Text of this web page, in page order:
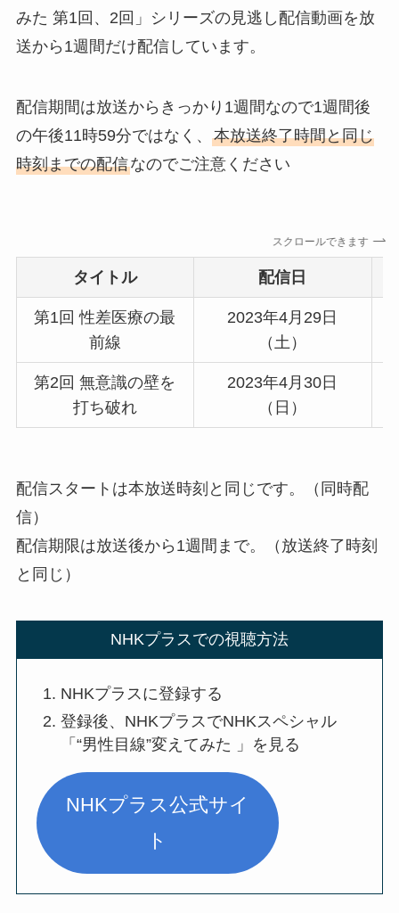
みた 第1回、2回」シリーズの見逃し配信動画を放
送から1週間だけ配信しています。
配信期間は放送からきっかり1週間なので1週間後
の午後11時59分ではなく、 本放送終了時間と同じ
時刻までの配信なのでご注意ください
スクロールできます
タイトル 配信日
第1回 性差医療の最
前線
2023年4月29日
（土）
第2回 無意識の壁を
打ち破れ
2023年4月30日
（日）
配信スタートは本放送時刻と同じです。（同時配
信）
配信期限は放送後から1週間まで。（放送終了時刻
と同じ）
NHKプラスでの視聴方法
NHKプラスに登録する
登録後、NHKプラスでNHKスペシャル
「“男性目線”変えてみた 」を見る
NHKプラス公式サイ
ト